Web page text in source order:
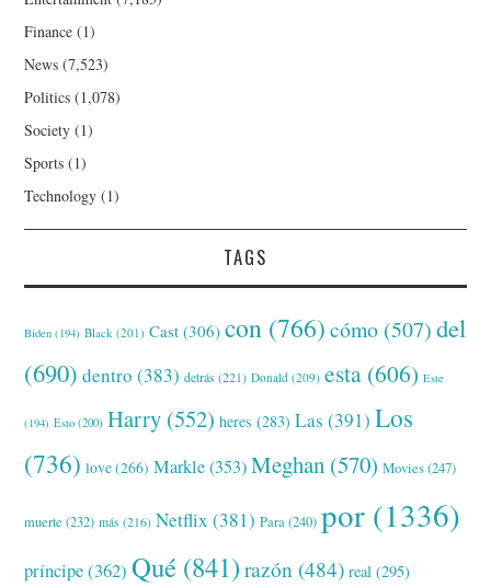
Finance (1)
News (7,523)
Politics (1,078)
Society (1)
Sports (1)
Technology (1)
TAGS
Biden (194) Black (201) Cast (306) con (766) cómo (507) del
(690) dentro (383) detrás (221) Donald (209) esta (606) Este
(194) Esto (200) Harry (552) heres (283) Las (391) Los
(736) love(266) Markle(353) Meghan (570) Movies(247)
muerte (232) más (216) Netflix (381) Para(240) por (1336)
príncipe(362) Qué (841) razón (484) real (295)